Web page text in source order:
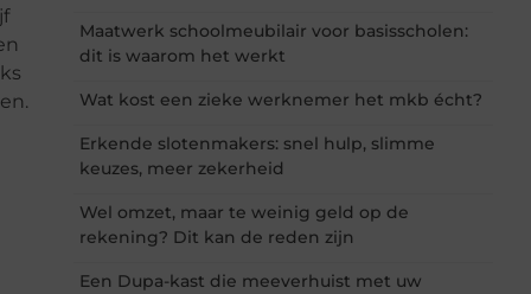
Maatwerk schoolmeubilair voor basisscholen:
dit is waarom het werkt
Wat kost een zieke werknemer het mkb écht?
Erkende slotenmakers: snel hulp, slimme
keuzes, meer zekerheid
Wel omzet, maar te weinig geld op de
rekening? Dit kan de reden zijn
Een Dupa-kast die meeverhuist met uw